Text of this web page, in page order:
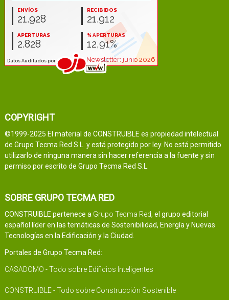
COPYRIGHT
©1999-2025 El material de CONSTRUIBLE es propiedad intelectual
de Grupo Tecma Red S.L. y está protegido por ley. No está permitido
utilizarlo de ninguna manera sin hacer referencia a la fuente y sin
permiso por escrito de Grupo Tecma Red S.L.
SOBRE GRUPO TECMA RED
CONSTRUIBLE pertenece a Grupo Tecma Red, el grupo editorial
español líder en las temáticas de Sostenibilidad, Energía y Nuevas
Tecnologías en la Edificación y la Ciudad.
Portales de Grupo Tecma Red:
CASADOMO - Todo sobre Edificios Inteligentes
CONSTRUIBLE - Todo sobre Construcción Sostenible